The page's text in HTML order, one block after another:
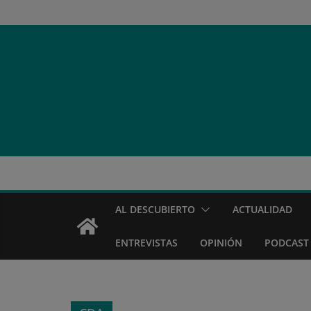
al
AL DESCUBIERTO ACTUALIDAD
ENTREVISTAS OPINIÓN PODCAST